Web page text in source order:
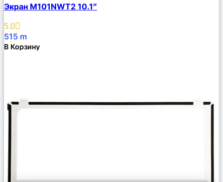
Описание
Избранное
Экран M101NWT2 10.1″
5.0
515 m
В Корзину